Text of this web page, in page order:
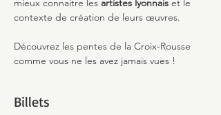
mieux connaitre les artistes lyonnais et le
contexte de création de leurs œuvres.
Découvrez les pentes de la Croix-Rousse
comme vous ne les avez jamais vues !
Billets